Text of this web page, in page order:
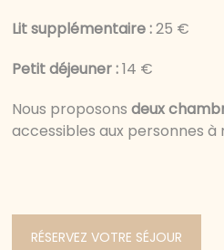
Lit supplémentaire :25 €
Petit déjeuner :14 €
Nous proposonsdeux
accessibles aux personnes à
RÉSERVEZ VOTRE SÉJOUR